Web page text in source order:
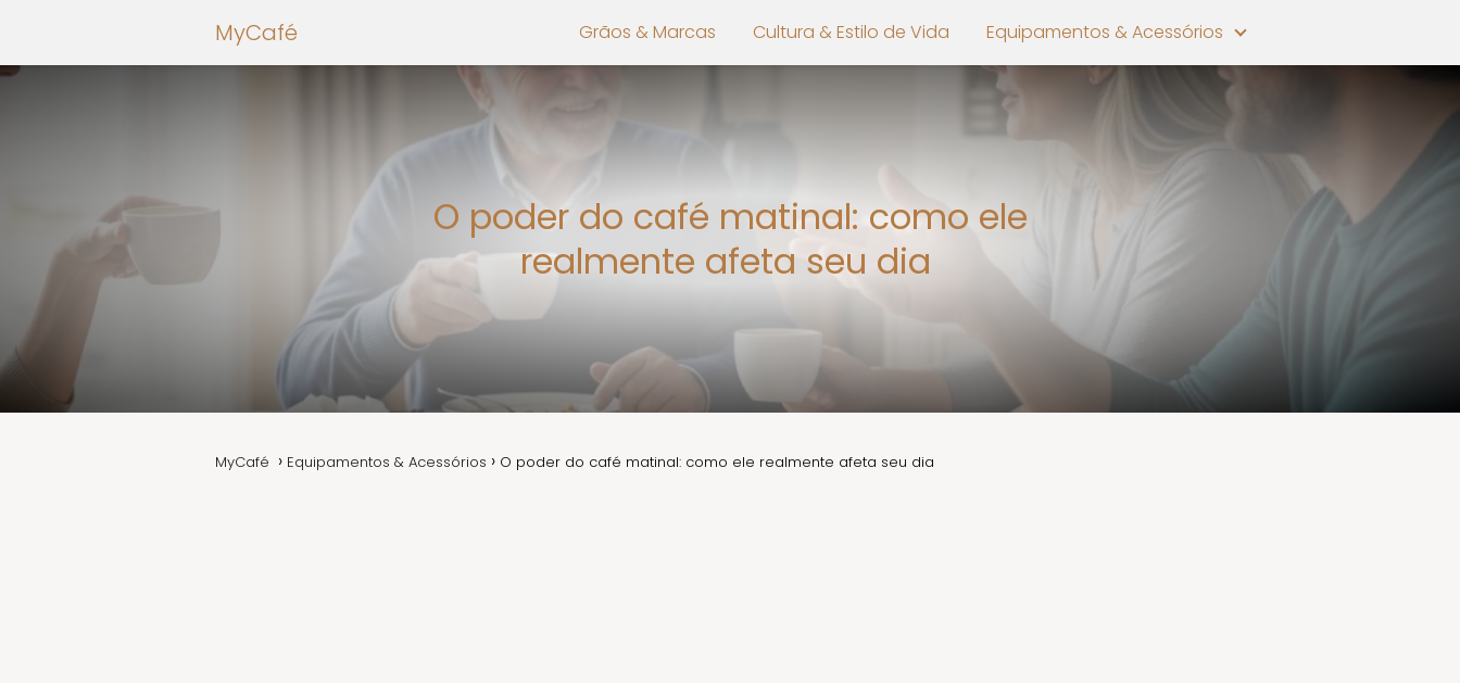
MyCafé Grãos & Marcas Cultura & Estilo de Vida Equipamentos & Acessórios
O poder do café matinal: como ele
realmente afeta seu dia
MyCafé Equipamentos & Acessórios O poder do café matinal: como ele realmente afeta seu dia